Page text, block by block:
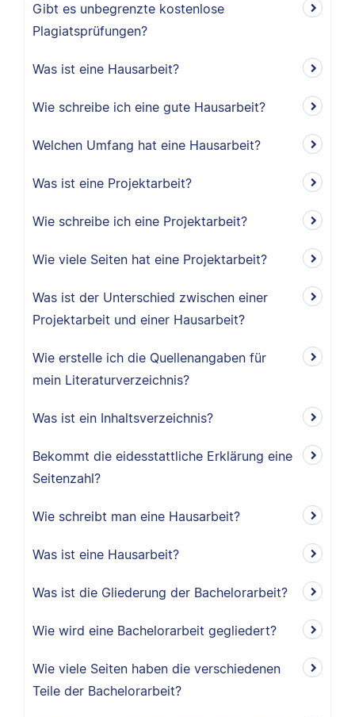
Gibt es unbegrenzte kostenlose
Plagiatsprüfungen?
Was ist eine Hausarbeit?
Wie schreibe ich eine gute Hausarbeit?
Welchen Umfang hat eine Hausarbeit?
Was ist eine Projektarbeit?
Wie schreibe ich eine Projektarbeit?
Wie viele Seiten hat eine Projektarbeit?
Was ist der Unterschied zwischen einer
Projektarbeit und einer Hausarbeit?
Wie erstelle ich die Quellenangaben für
mein Literaturverzeichnis?
Was ist ein Inhaltsverzeichnis?
Bekommt die eidesstattliche Erklärung eine
Seitenzahl?
Wie schreibt man eine Hausarbeit?
Was ist eine Hausarbeit?
Was ist die Gliederung der Bachelorarbeit?
Wie wird eine Bachelorarbeit gegliedert?
Wie viele Seiten haben die verschiedenen
Teile der Bachelorarbeit?